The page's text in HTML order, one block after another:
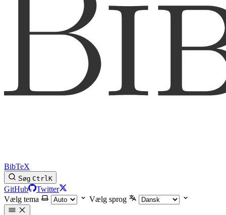
BibTeX
Søg CtrlK
GitHub
Twitter
Vælg tema
Vælg sprog